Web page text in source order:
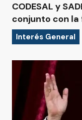
CODESAL y
conjunto con la
Interés General